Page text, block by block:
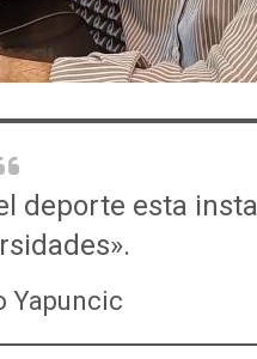
deporte esta
Yapuncic